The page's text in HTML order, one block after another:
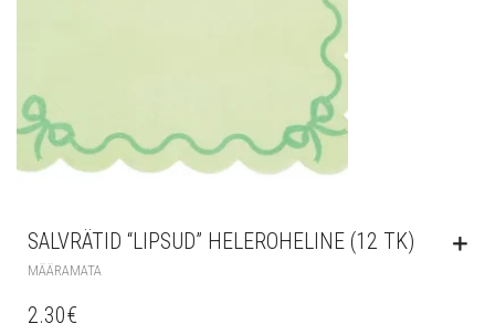
SALVRÄTID “LIPSUD” HELEROHELINE (12 TK)
MÄÄRAMATA
2.30€